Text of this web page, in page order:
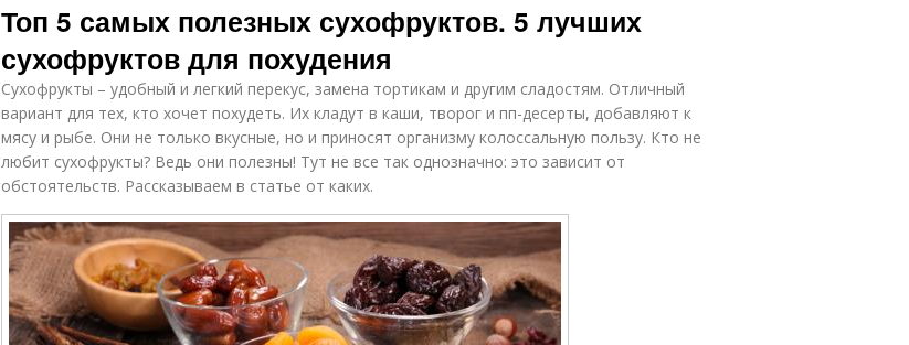
Топ 5 самых полезных сухофруктов. 5 лучших
сухофруктов для похудения
Сухофрукты – удобный и легкий перекус, замена тортикам и другим сладостям. Отличный
вариант для тех, кто хочет похудеть. Их кладут в каши, творог и пп-десерты, добавляют к
мясу и рыбе. Они не только вкусные, но и приносят организму колоссальную пользу. Кто не
любит сухофрукты? Ведь они полезны! Тут не все так однозначно: это зависит от
обстоятельств. Рассказываем в статье от каких.